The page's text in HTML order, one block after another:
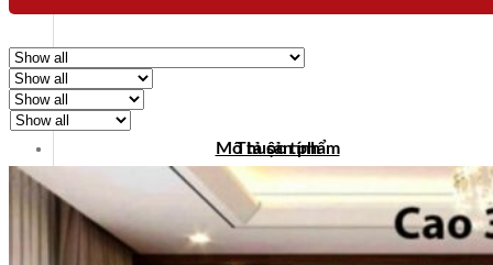
Mô tả sản phẩm
Thuộc tính